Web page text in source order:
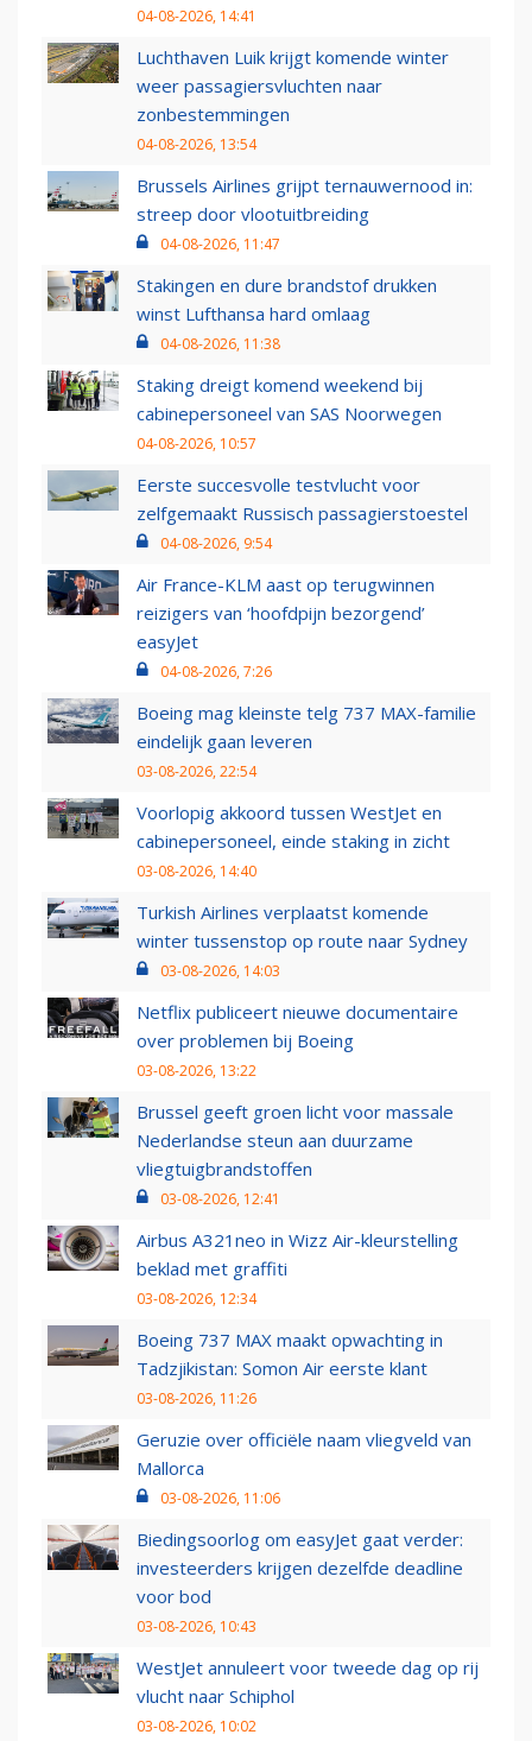
04-08-2026, 14:41
Luchthaven Luik krijgt komende winter
weer passagiersvluchten naar
zonbestemmingen
04-08-2026, 13:54
Brussels Airlines grijpt ternauwernood in:
streep door vlootuitbreiding
04-08-2026, 11:47
Stakingen en dure brandstof drukken
winst Lufthansa hard omlaag
04-08-2026, 11:38
Staking dreigt komend weekend bij
cabinepersoneel van SAS Noorwegen
04-08-2026, 10:57
Eerste succesvolle testvlucht voor
zelfgemaakt Russisch passagierstoestel
04-08-2026, 9:54
Air France-KLM aast op terugwinnen
reizigers van ‘hoofdpijn bezorgend’
easyJet
04-08-2026, 7:26
Boeing mag kleinste telg 737 MAX-familie
eindelijk gaan leveren
03-08-2026, 22:54
Voorlopig akkoord tussen WestJet en
cabinepersoneel, einde staking in zicht
03-08-2026, 14:40
Turkish Airlines verplaatst komende
winter tussenstop op route naar Sydney
03-08-2026, 14:03
Netflix publiceert nieuwe documentaire
over problemen bij Boeing
03-08-2026, 13:22
Brussel geeft groen licht voor massale
Nederlandse steun aan duurzame
vliegtuigbrandstoffen
03-08-2026, 12:41
Airbus A321neo in Wizz Air-kleurstelling
beklad met graffiti
03-08-2026, 12:34
Boeing 737 MAX maakt opwachting in
Tadzjikistan: Somon Air eerste klant
03-08-2026, 11:26
Geruzie over officiële naam vliegveld van
Mallorca
03-08-2026, 11:06
Biedingsoorlog om easyJet gaat verder:
investeerders krijgen dezelfde deadline
voor bod
03-08-2026, 10:43
WestJet annuleert voor tweede dag op rij
vlucht naar Schiphol
03-08-2026, 10:02